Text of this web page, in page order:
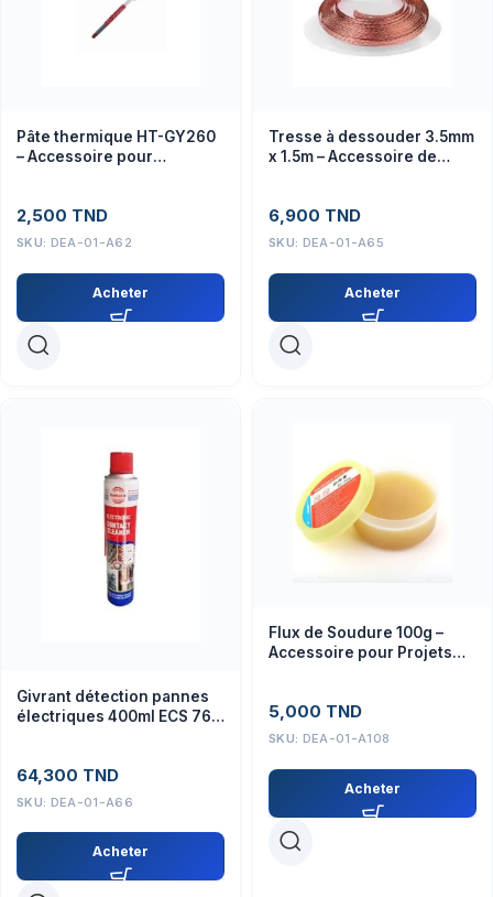
Pâte thermique HT-GY260
– Accessoire pour
2,500 TND
SKU: DEA-01-A62
Acheter
Tresse à dessouder 3.5mm
x 1.5m – Accessoire de
6,900 TND
SKU: DEA-01-A65
Acheter
Givrant détection pannes
électriques 400ml ECS 762
64,300 TND
SKU: DEA-01-A66
Acheter
Flux de Soudure 100g –
Accessoire pour Projets
5,000 TND
SKU: DEA-01-A108
Acheter